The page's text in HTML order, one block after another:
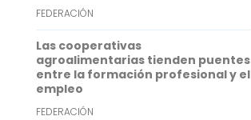
FEDERACIÓN
Las cooperativas
agroalimentarias tienden puentes
entre la formación profesional y el
empleo
FEDERACIÓN